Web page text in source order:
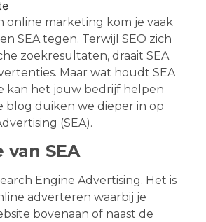
online marketing kom je vaak
SEA tegen. Terwijl SEO zich
zoekresultaten, draait SEA
Maar wat houdt SEA
kan het jouw bedrijf helpen
blog duiken we dieper in op
(SEA).
van SEA
Engine Advertising. Het is
adverteren waarbij je
bovenaan of naast de